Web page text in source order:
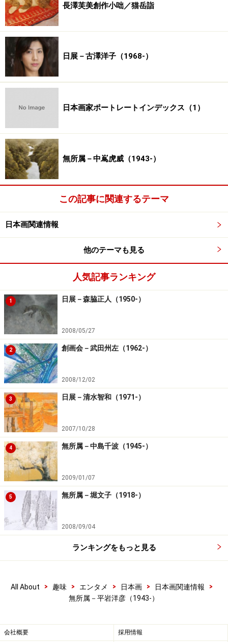
長澤芙美創作小咄／猫岳詣
日展－古澤洋子（1968-）
日本画家ポートレートインデックス（1）
無所属－中嶌虎威（1943-）
この記事に関連するテーマ
日本画関連情報
他のテーマも見る
人気記事ランキング
1 日展－森脇正人（1950-）
2008/05/27
2 創画会－武田州左（1962-）
2008/12/02
3 日展－清水智和（1971-）
2007/10/28
4 無所属－中島千波（1945-）
2009/01/07
5 無所属－堀文子（1918-）
2008/09/04
ランキングをもっと見る
All About > 趣味 > エンタメ > 日本画 > 日本画関連情報
>
無所属－平岩洋彦（1943-）
会社概要 採用情報